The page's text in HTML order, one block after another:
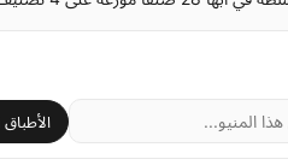
الأطباق